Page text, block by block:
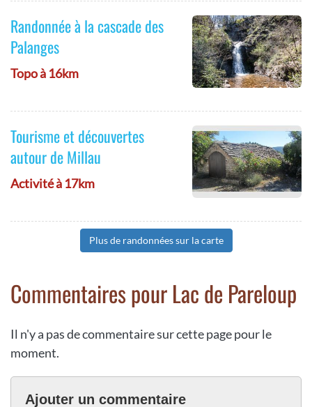
Randonnée à la cascade des
Palanges
Topo à 16km
Tourisme et découvertes
autour de Millau
Activité à 17km
Plus de randonnées sur la carte
Commentaires pour Lac de Pareloup
Il n'y a pas de commentaire sur cette page pour le
moment.
Ajouter un commentaire